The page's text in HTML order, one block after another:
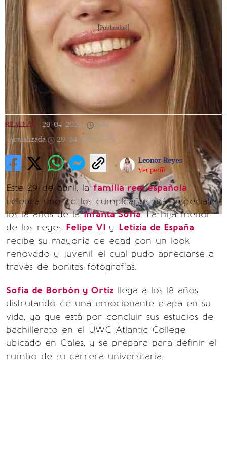
[Publicidad]
REALEZA 29/04/2025 17:18
Actualizada
29/04/2025 17:29
Leonor Reyes
Ver perfil
Este 29 de abril, lafamilia real española
celebra uno de los cumpleaños más especiales;
los 18 años de lainfanta Sofía. La hija menor
de los reyes Felipe VI y Letizia de España
recibe su mayoría de edad con un look
renovado y juvenil, el cual pudo apreciarse a
través de bonitas fotografías.
Sofía de Borbón y Ortiz llega a los 18 años
disfrutando de una emocionante etapa en su
vida, ya que está por concluir sus estudios de
bachillerato en el UWC Atlantic College,
ubicado en Gales, y se prepara para definir el
rumbo de su carrera universitaria.